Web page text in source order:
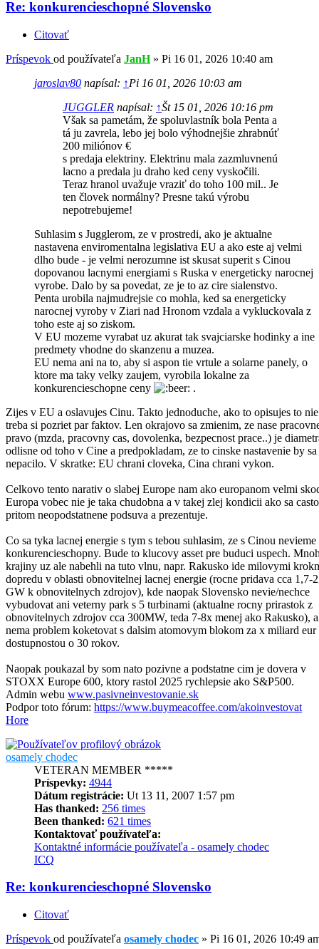
Re: konkurencieschopné Slovensko
Citovať
Príspevok od používateľa JanH» Pi 16 01, 2026 10:40 am
jaroslav80 napísal: ↑Pi 16 01, 2026 10:03 am
JUGGLER napísal: ↑Št 15 01, 2026 10:16 pm
Však sa pametám, že spoluvlastník bola Penta a
tá ju zavrela, lebo jej bolo výhodnejšie zhrabnúť
200 miliónov €
s predaja elektriny. Elektrinu mala zazmluvnenú
lacno a predala ju draho ked ceny vyskočili.
Teraz hranol uvažuje vraziť do toho 100 mil.. Je
ten človek normálny? Presne takú výrobu
nepotrebujeme!
Suhlasim s Jugglerom, ze v prostredi, ako je aktualne
nastavena enviromentalna legislativa EU a ako este aj velmi
dlho bude - je velmi nerozumne ist skusat superit s Cinou
dopovanou lacnymi energiami s Ruska v energeticky narocnej
vyrobe. Dalo by sa povedat, ze je to az cire sialenstvo.
Penta urobila najmudrejsie co mohla, ked sa energeticky
narocnej vyroby v Ziari nad Hronom vzdala a vykluckovala z
toho este aj so ziskom.
V EU mozeme vyrabat uz akurat tak svajciarske hodinky a ine
predmety vhodne do skanzenu a muzea.
EU nema ani na to, aby si aspon tie vrtule a solarne panely, o
ktore ma taky velky zaujem, vyrobila lokalne za
konkurencieschopne ceny
.
Zijes v EU a oslavujes Cinu. Takto jednoduche, ako to opisujes to
treba si pozriet par faktov. Len okrajovo sa zmienim, ze nase
pravo (mzda, pracovny cas, dovolenka, bezpecnost prace..) je
odlisne od toho v Cine a predpokladam, ze to cinske nastavenie by
nepacilo. V skratke: EU chrani cloveka, Cina chrani vykon.
Celkovo tento narativ o slabej Europe nam ako europanom velmi
Europa vobec nie je taka chudobna a v takej zlej kondicii ako sa
pritom neopodstatnene podsuva a prezentuje.
Co sa tyka lacnej energie s tym s tebou suhlasim, ze s Cinou
konkurencieschopny. Bude to klucovy asset pre buduci uspech.
krajiny uz ale nabehli na tuto vlnu, napr. Rakusko ide milovymi
dopredu v oblasti obnovitelnej lacnej energie (rocne pridava cca 1,7-
GW k obnovitelnych zdrojov), kde naopak Slovensko nevie/nechce
vybudovat ani veterny park s 5 turbinami (aktualne rocny prirastok z
obnovitelnych zdrojov cca 300MW, teda 7-8x menej ako Rakusko),
nema problem koketovat s dalsim atomovym blokom za x miliard eur
dostupnostou o 30 rokov.
Naopak poukazal by som nato pozivne a podstatne cim je dovera v
STOXX Europe 600, ktory rastol 2025 rychlepsie ako S&P500.
Admin webu www.pasivneinvestovanie.sk
Podpor toto fórum: https://www.buymeacoffee.com/akoinvestovat
Hore
osamely chodec
VETERAN MEMBER *****
Príspevky: 4944
Dátum registrácie: Ut 13 11, 2007 1:57 pm
Has thanked: 256 times
Been thanked: 621 times
Kontaktovať používateľa:
Kontaktné informácie používateľa - osamely chodec
ICQ
Re: konkurencieschopné Slovensko
Citovať
Príspevok od používateľa osamely chodec » Pi 16 01, 2026 10:49